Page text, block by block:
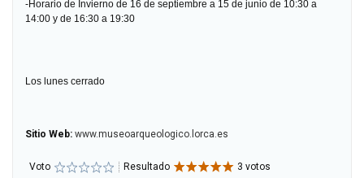
-Horario de Invierno de 16 de septiembre a 15 de junio de 10:30 a
14:00 y de 16:30 a 19:30
Los lunes cerrado
Sitio Web: www.museoarqueologico.lorca.es
Voto Resultado 3 votos